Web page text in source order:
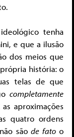
tenha
e que a ilusão
dos meios que
história: o
telas de que
completamente
aproximações
quatro ordens
são de fatoo